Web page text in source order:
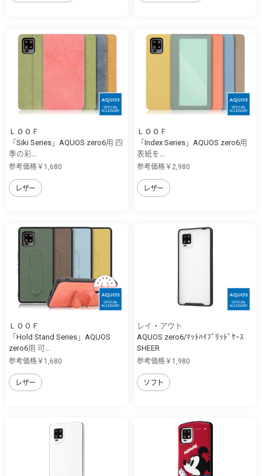
ＬＯＯＦ
「Siki Series」AQUOS zero6用 四
季の彩...
参考価格￥1,680
レザー
ＬＯＯＦ
「Index Series」AQUOS zero6用
表紙を...
参考価格￥2,980
レザー
ＬＯＯＦ
「Hold Stand Series」AQUOS
zero6用 可...
参考価格￥1,680
レザー
レイ・アウト
AQUOS zero6/ﾏｯﾄﾊｲﾌﾞﾘｯﾄﾞｹｰｽ
SHEER
参考価格￥1,980
ソフト